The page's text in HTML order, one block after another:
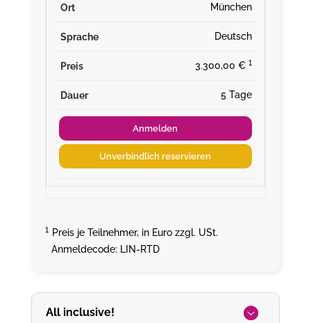
München
Deutsch
3.300,00 € ¹
5 Tage
Anmelden
Unverbindlich reservieren
¹ Preis je Teilnehmer, in Euro zzgl. USt.
Anmeldecode: LIN-RTD
All inclusive!